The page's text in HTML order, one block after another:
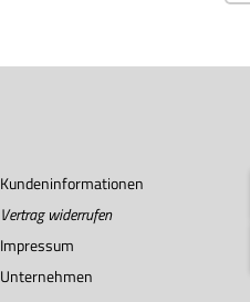
Kundeninformationen
Vertrag widerrufen
Impressum
Unternehmen